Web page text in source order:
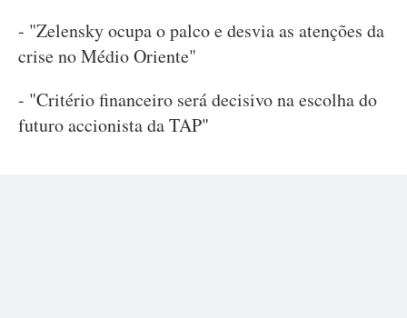
- "Zelensky ocupa o palco e desvia as atenções da
crise no Médio Oriente"
- "Critério financeiro será decisivo na escolha do
futuro accionista da TAP"